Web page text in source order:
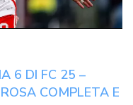
6 DI FC 25 –
COMPLETA E